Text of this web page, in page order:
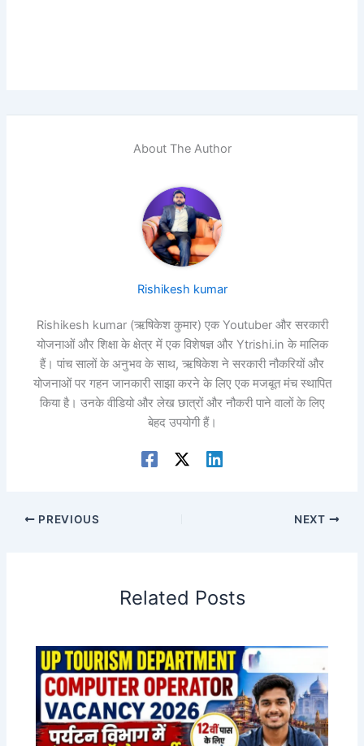
About The Author
Rishikesh kumar
Rishikesh kumar (ऋषिकेश कुमार) एक Youtuber और सरकारी
योजनाओं और शिक्षा के क्षेत्र में एक विशेषज्ञ और Ytrishi.in के मालिक
हैं। पांच सालों के अनुभव के साथ, ऋषिकेश ने सरकारी नौकरियों और
योजनाओं पर गहन जानकारी साझा करने के लिए एक मजबूत मंच स्थापित
किया है। उनके वीडियो और लेख छात्रों और नौकरी पाने वालों के लिए
बेहद उपयोगी हैं।
PREVIOUS NEXT
Related Posts